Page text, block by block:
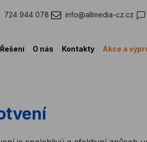
724 944 078 info@allmedia-cz.cz
Řešení O nás Kontakty Akce a